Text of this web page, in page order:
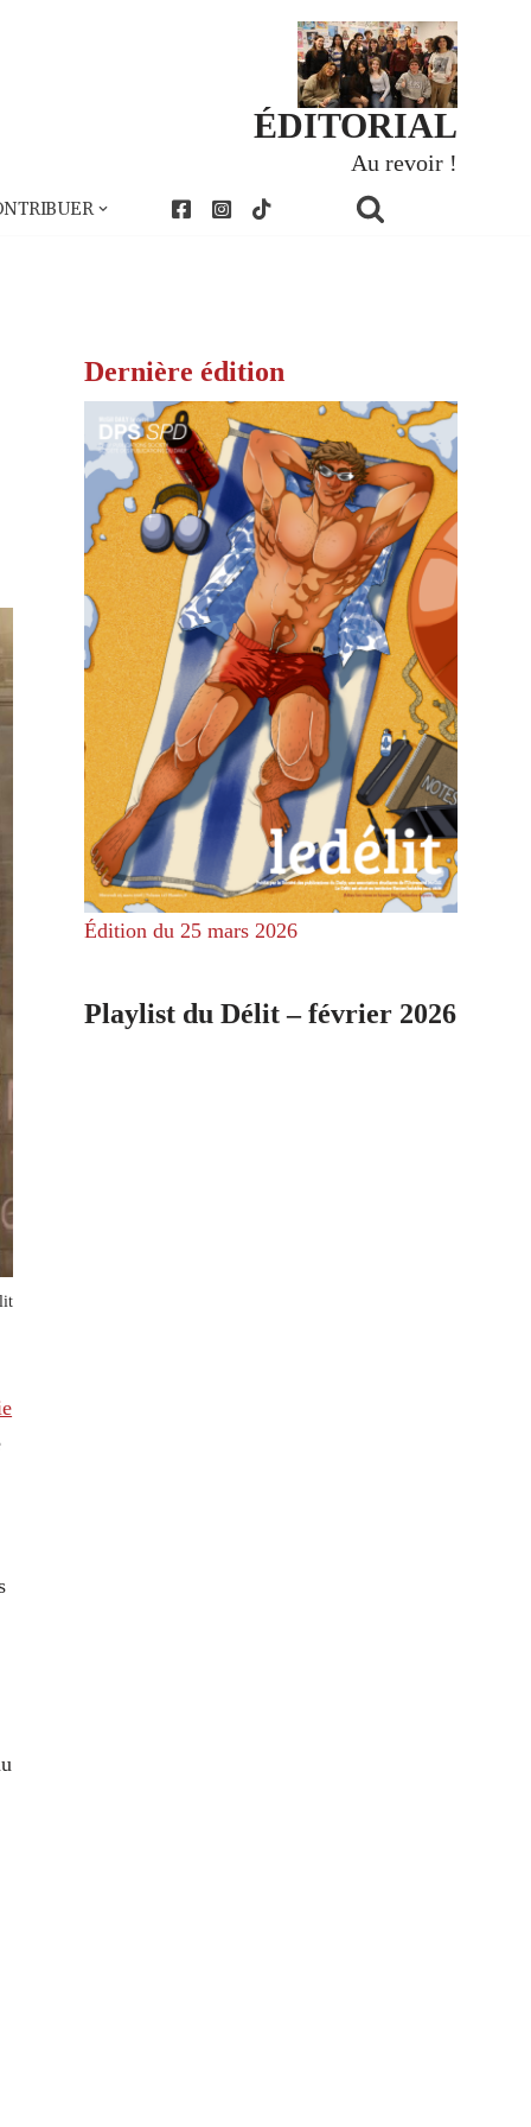
ÉDITORIAL
Au revoir !
Dernière édition
Édition du 25 mars 2026
Playlist du Délit – février 2026